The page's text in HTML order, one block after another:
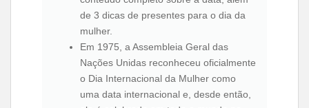
de 3 dicas de presentes para o dia da
mulher.
Em 1975, a Assembleia Geral das
Nações Unidas reconheceu oficialmente
o Dia Internacional da Mulher como
uma data internacional e, desde então,